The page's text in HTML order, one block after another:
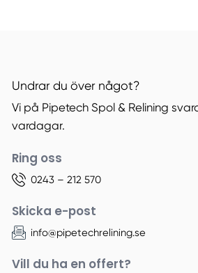
Undrar du över något?
Vi på Pipetech Spol & Relining
vardagar.
Ring oss
0243 – 212 570
Skicka e-post
info@pipetechrelining.se
Vill du ha en offert?